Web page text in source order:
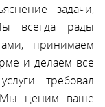
задачи,
всегда рады
принимаем
и делаем все
требовал
Мы ценим ваше